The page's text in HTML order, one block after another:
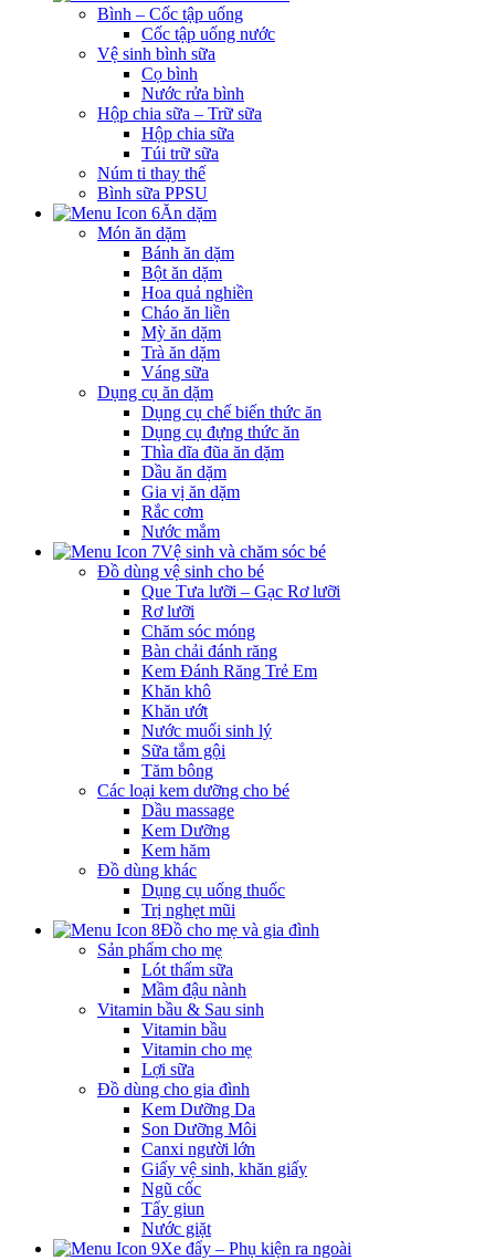
Bình – Cốc tập uống
Cốc tập uống nước
Vệ sinh bình sữa
Cọ bình
Nước rửa bình
Hộp chia sữa – Trữ sữa
Hộp chia sữa
Túi trữ sữa
Núm ti thay thế
Bình sữa PPSU
Ăn dặm
Món ăn dặm
Bánh ăn dặm
Bột ăn dặm
Hoa quả nghiền
Cháo ăn liền
Mỳ ăn dặm
Trà ăn dặm
Váng sữa
Dụng cụ ăn dặm
Dụng cụ chế biến thức ăn
Dụng cụ đựng thức ăn
Thìa dĩa đũa ăn dặm
Dầu ăn dặm
Gia vị ăn dặm
Rắc cơm
Nước mắm
Vệ sinh và chăm sóc bé
Đồ dùng vệ sinh cho bé
Que Tưa lưỡi – Gạc Rơ lưỡi
Rơ lưỡi
Chăm sóc móng
Bàn chải đánh răng
Kem Đánh Răng Trẻ Em
Khăn khô
Khăn ướt
Nước muối sinh lý
Sữa tắm gội
Tăm bông
Các loại kem dưỡng cho bé
Dầu massage
Kem Dưỡng
Kem hăm
Đồ dùng khác
Dụng cụ uống thuốc
Trị nghẹt mũi
Đồ cho mẹ và gia đình
Sản phẩm cho mẹ
Lót thấm sữa
Mầm đậu nành
Vitamin bầu & Sau sinh
Vitamin bầu
Vitamin cho mẹ
Lợi sữa
Đồ dùng cho gia đình
Kem Dưỡng Da
Son Dưỡng Môi
Canxi người lớn
Giấy vệ sinh, khăn giấy
Ngũ cốc
Tẩy giun
Nước giặt
Xe đẩy – Phụ kiện ra ngoài